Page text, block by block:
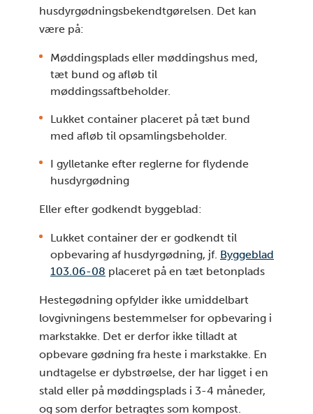
husdyrgødningsbekendtgørelsen. Det kan
være på:
Møddingsplads eller møddingshus med,
tæt bund og afløb til
møddingssaftbeholder.
Lukket container placeret på tæt bund
med afløb til opsamlingsbeholder.
I gylletanke efter reglerne for flydende
husdyrgødning
Eller efter godkendt byggeblad:
Lukket container der er godkendt til
opbevaring af husdyrgødning, jf. Byggeblad
103.06-08 placeret på en tæt betonplads
Hestegødning opfylder ikke umiddelbart
lovgivningens bestemmelser for opbevaring i
markstakke. Det er derfor ikke tilladt at
opbevare gødning fra heste i markstakke. En
undtagelse er dybstrøelse, der har ligget i en
stald eller på møddingsplads i 3-4 måneder,
og som derfor betragtes som kompost.